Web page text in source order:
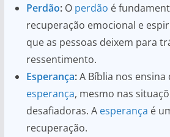
Perdão:O perdão é
recuperação emocional e
que as pessoas deixem para
ressentimento.
Esperança:A Bíblia nos ensina
esperança, mesmo nas
desafiadoras. A esperança é
recuperação.